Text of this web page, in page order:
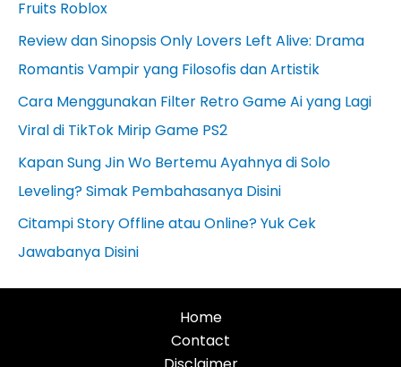
Fruits Roblox
Review dan Sinopsis Only Lovers Left Alive: Drama
Romantis Vampir yang Filosofis dan Artistik
Cara Menggunakan Filter Retro Game Ai yang Lagi
Viral di TikTok Mirip Game PS2
Kapan Sung Jin Wo Bertemu Ayahnya di Solo
Leveling? Simak Pembahasanya Disini
Citampi Story Offline atau Online? Yuk Cek
Jawabanya Disini
Home
Contact